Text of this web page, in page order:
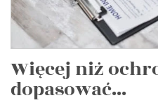
Więcej niż
dopasować...